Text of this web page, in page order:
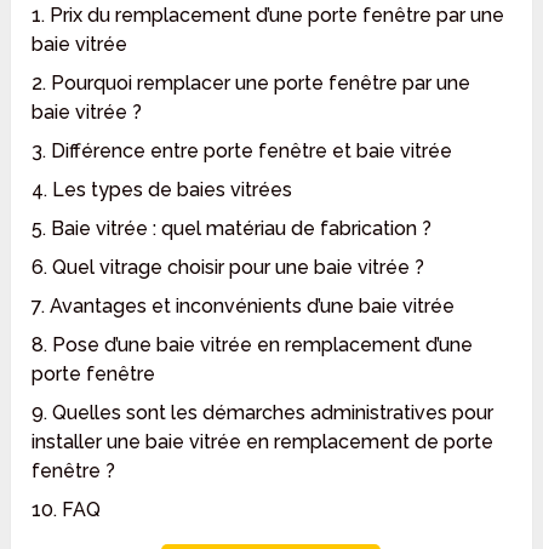
1. Prix du remplacement d’une porte fenêtre par une
baie vitrée
2. Pourquoi remplacer une porte fenêtre par une
baie vitrée ?
3. Différence entre porte fenêtre et baie vitrée
4. Les types de baies vitrées
5. Baie vitrée : quel matériau de fabrication ?
6. Quel vitrage choisir pour une baie vitrée ?
7. Avantages et inconvénients d’une baie vitrée
8. Pose d’une baie vitrée en remplacement d’une
porte fenêtre
9. Quelles sont les démarches administratives pour
installer une baie vitrée en remplacement de porte
fenêtre ?
10. FAQ